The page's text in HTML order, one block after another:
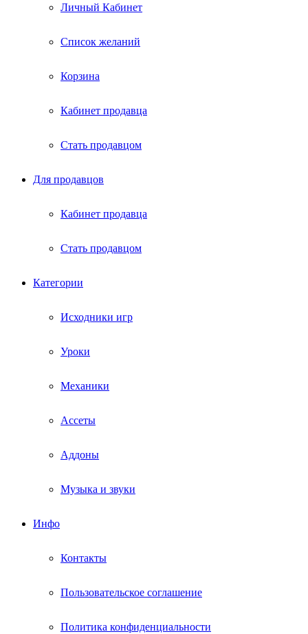
Личный Кабинет
Список желаний
Корзина
Кабинет продавца
Стать продавцом
Для продавцов
Кабинет продавца
Стать продавцом
Категории
Исходники игр
Уроки
Механики
Ассеты
Аддоны
Музыка и звуки
Инфо
Контакты
Пользовательское соглашение
Политика конфиденциальности